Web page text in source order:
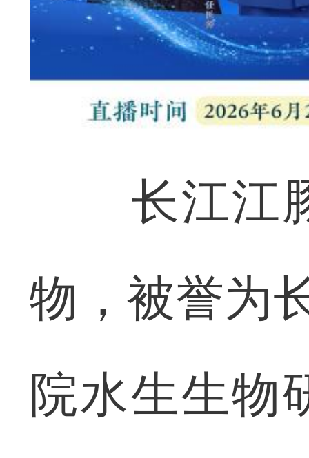
长江江豚
物，被誉为
院水生生物